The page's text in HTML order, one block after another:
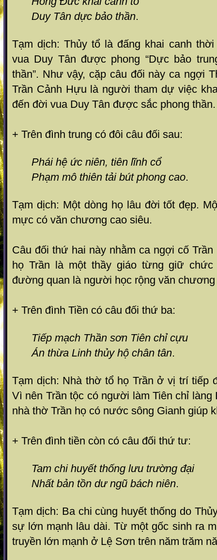
Duy Tân dực bảo thần.
Tạm dịch: Thủy tổ là đấng khai canh
vua Duy Tân được phong “Dực bảo
thần”. Như vậy, cặp câu đối này ca ngợi
Trần Cảnh Hựu là người tham dự việc
đến đời vua Duy Tân được sắc phong thần.
+ Trên đình trung có đôi câu đối sau:
Phái hệ ức niên, tiên lĩnh cổ
Phạm mô thiên tải bút phong cao.
Tạm dịch: Một dòng họ lâu đời tốt đẹp.
mực có văn chương cao siêu.
Câu đối thứ hai này nhằm ca ngợi cố
họ Trần là một thầy giáo từng giữ chức
đường quan là người học rộng văn chương
+ Trên đình Tiền có câu đối thứ ba:
Tiếp mạch Thần sơn Tiên chỉ cựu
Án thừa Linh thủy hộ chân tân.
Tạm dịch: Nhà thờ tổ họ Trần ở vị trí tiếp
Vì nên Trần tộc có người làm Tiên chỉ
nhà thờ Trần họ có nước sông Gianh giúp
+ Trên đình tiền còn có câu đối thứ tư:
Tam chi huyết thống lưu trường đại
Nhất bản tồn dư ngũ bách niên.
Tạm dịch: Ba chi cùng huyết thống do
sự lớn mạnh lâu dài. Từ một gốc sinh ra
truyền lớn mạnh ở Lệ Sơn trên năm trăm